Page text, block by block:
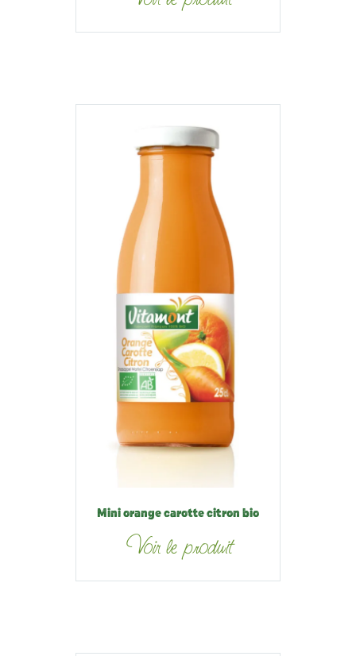
Mini orange carotte citron bio
Voir le produit